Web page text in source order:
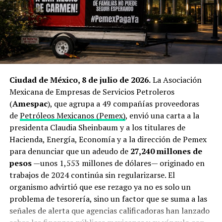
Qué está en juego: el peso
económico y energético del
estrecho de Ormuz
punto más angosto y separa las costas de Irán y Omán
Se trata del único acceso marítimo desde el Golfo
Pérsico hacia mar abierto y, en condiciones normales,
por ahí transitaba cerca de una quinta parte del
petróleo transportado por vía marítima a escala global,
además de un porcentaje significativo del gas natural
licuado producido por Arabia Saudita, Emiratos Árabes
Unidos, Irak y Catar con destino principal a Asia, de
acuerdo con estimaciones de laAdministración de
Información Energética de Estados Unidos.
Desde finales de febrero, ese flujo se ha visto
producción mexicana.
El cierre de Ormuz dispara la
búsqueda de proveedores
alternativos
El origen de esta operación está directamente ligado a la
guerra que estalló a finales de febrero de 2026 entre
Estados Unidos, Israel e Irán. El bloqueo del estrecho de
Ormuz —ruta por la que transita aproximadamente una
quinta parte de la demanda mundial de crudo— provocó
un repunte superior al 22% interanual en los precios del
petróleo Brenty encendió las alarmas en Tokio.
Antes del conflicto, Japón dependía de Medio Oriente
para cerca del 94% de sus importaciones petroleras, y
hasta un 70% de todo su suministro debía transitar
Ciudad de México, 8 de julio de 2026.La Asociación
Mexicana de Empresas de Servicios Petroleros
(Amespac), que agrupa a 49 compañías proveedoras
dePetróleos Mexicanos (Pemex), envió una carta a la
presidenta Claudia Sheinbaum y a los titulares de
Hacienda, Energía, Economía y a la dirección de Pemex
para denunciar que un adeudo de 27,240 millones de
pesos—unos 1,553 millones de dólares— originado en
trabajos de 2024 continúa sin regularizarse. El
organismo advirtió que ese rezago ya no es solo un
problema de tesorería, sino un factor que se suma a las
señales de alerta que agencias calificadoras han lanzado